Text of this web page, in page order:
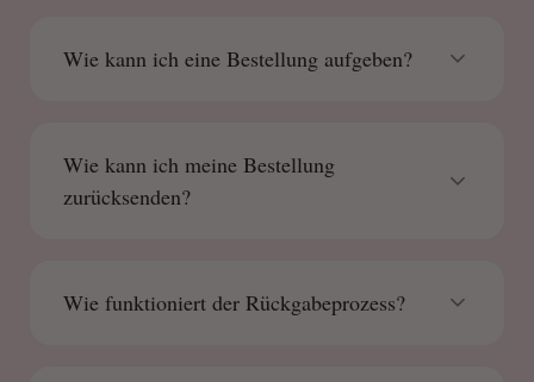
Wie kann ich eine Bestellung aufgeben?
Wie kann ich meine Bestellung
zurücksenden?
Wie funktioniert der Rückgabeprozess?